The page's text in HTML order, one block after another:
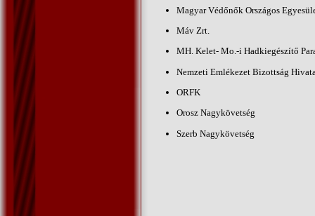
Magyar Védőnők Országos
Máv Zrt.
MH. Kelet- Mo.-i Hadkiegészítő
Nemzeti Emlékezet Bizottság
ORFK
Orosz Nagykövetség
Szerb Nagykövetség